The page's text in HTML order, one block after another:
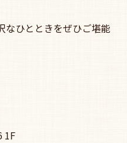
なひとときをぜひご堪能
1F